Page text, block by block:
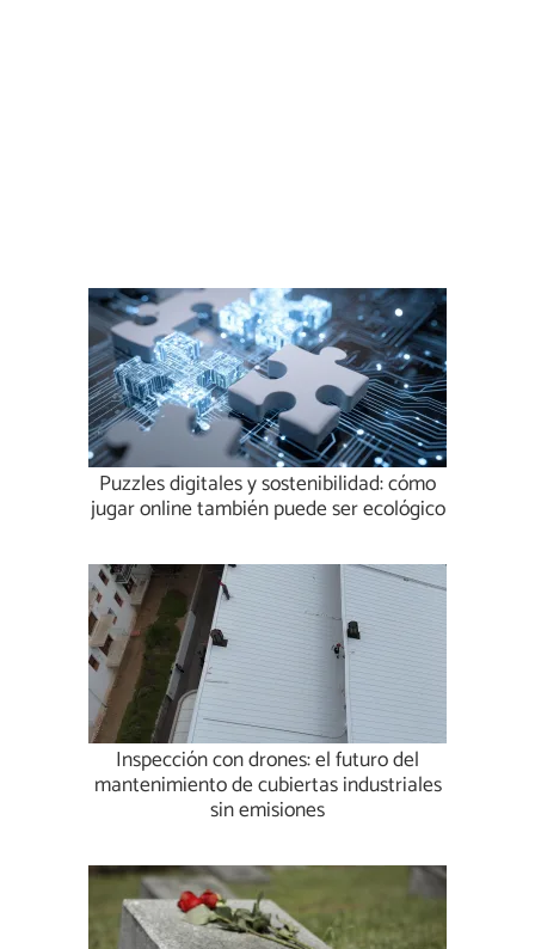
Puzzles digitales y sostenibilidad: cómo
jugar online también puede ser ecológico
Inspección con drones: el futuro del
mantenimiento de cubiertas industriales
sin emisiones